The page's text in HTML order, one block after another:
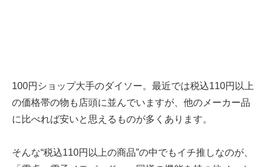
100円ショップ大手のダイソー。最近では税込110円以上
の価格帯の物も店頭に並んでいますが、他のメーカー品
に比べれば安いと思えるものが多くあります。
そんな“税込110円以上の商品”の中でもイチ推しなのが、